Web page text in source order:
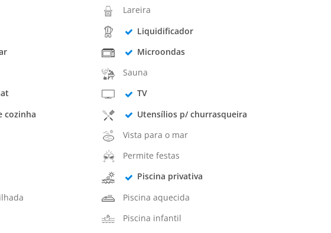
Lareira
Liquidificador
Microondas
Sauna
TV
cozinha
Utensílios p/ churrasqueira
Vista para o mar
Permite festas
Piscina privativa
Piscina aquecida
Piscina infantil